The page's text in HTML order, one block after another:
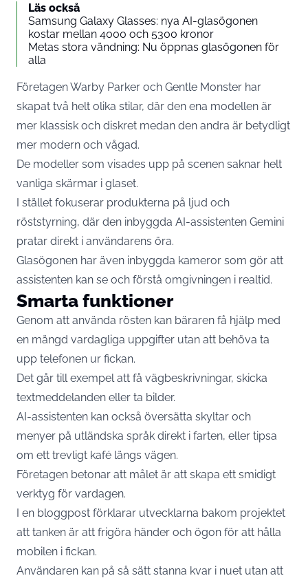
Läs också
Samsung Galaxy Glasses: nya AI-glasögonen
kostar mellan 4000 och 5300 kronor
Metas stora vändning: Nu öppnas glasögonen för
alla
Företagen Warby Parker och Gentle Monster har
skapat två helt olika stilar, där den ena modellen är
mer klassisk och diskret medan den andra är betydligt
mer modern och vågad.
De modeller som visades upp på scenen saknar helt
vanliga skärmar i glaset.
I stället fokuserar produkterna på ljud och
röststyrning, där den inbyggda AI-assistenten Gemini
pratar direkt i användarens öra.
Glasögonen har även inbyggda kameror som gör att
assistenten kan se och förstå omgivningen i realtid.
Smarta funktioner
Genom att använda rösten kan bäraren få hjälp med
en mängd vardagliga uppgifter utan att behöva ta
upp telefonen ur fickan.
Det går till exempel att få vägbeskrivningar, skicka
textmeddelanden eller ta bilder.
AI-assistenten kan också översätta skyltar och
menyer på utländska språk direkt i farten, eller tipsa
om ett trevligt kafé längs vägen.
Företagen betonar att målet är att skapa ett smidigt
verktyg för vardagen.
I en bloggpost förklarar utvecklarna bakom projektet
att tanken är att frigöra händer och ögon för att hålla
mobilen i fickan.
Användaren kan på så sätt stanna kvar i nuet utan att